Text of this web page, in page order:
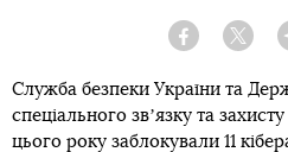
Facebook
Служба безпеки України та
спеціального звʼязку та
цього року заблокували 11